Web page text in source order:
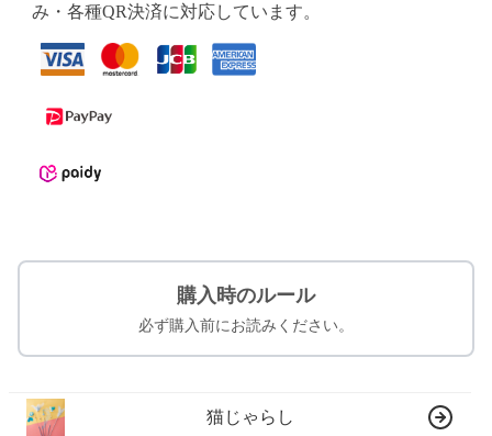
み・各種QR決済に対応しています。
購入時のルール
必ず購入前にお読みください。
猫じゃらし